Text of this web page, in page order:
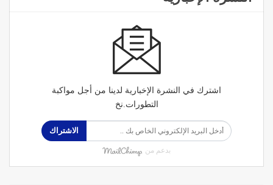
اشترك في النشرة الإخبارية لدينا من أجل مواكبة
التطورات.نخ
الاشتراك
بدعم من